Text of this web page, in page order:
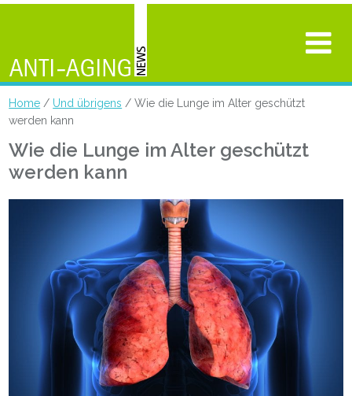
Home / Und übrigens / Wie die Lunge im Alter geschützt
werden kann
Wie die Lunge im Alter geschützt
werden kann